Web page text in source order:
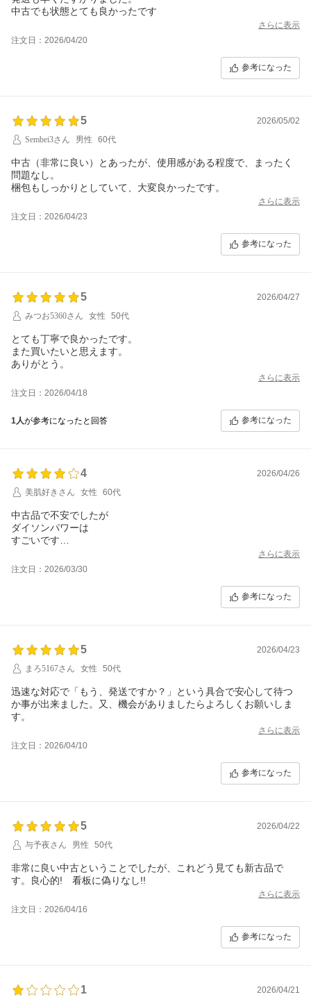
中古でも状態とても良かったです
さらに表示
注文日：2026/04/20
参考になった
5
2026/05/02
Sembei3さん
男性 60代
中古（非常に良い）とあったが、使用感がある程度で、まったく
問題なし。
梱包もしっかりとしていて、大変良かったです。
さらに表示
注文日：2026/04/23
参考になった
5
2026/04/27
みつお5360さん
女性 50代
とても丁寧で良かったです。
また買いたいと思えます。
ありがとう。
さらに表示
注文日：2026/04/18
1人が参考になったと回答 参考になった
4
2026/04/26
美肌好きさん
女性 60代
中古品で不安でしたが
ダイソンパワーは
すごいです
さらに表示
注文日：2026/03/30
参考になった
5
2026/04/23
まろ5167さん
女性 50代
迅速な対応で「もう、発送ですか？」という具合で安心して待つ
か事が出来ました。又、機会がありましたらよろしくお願いしま
す。
さらに表示
注文日：2026/04/10
参考になった
5
2026/04/22
与予夜さん
男性 50代
非常に良い中古ということでしたが、これどう見ても新古品で
す。良心的! 看板に偽りなし!!
さらに表示
注文日：2026/04/16
参考になった
1
2026/04/21